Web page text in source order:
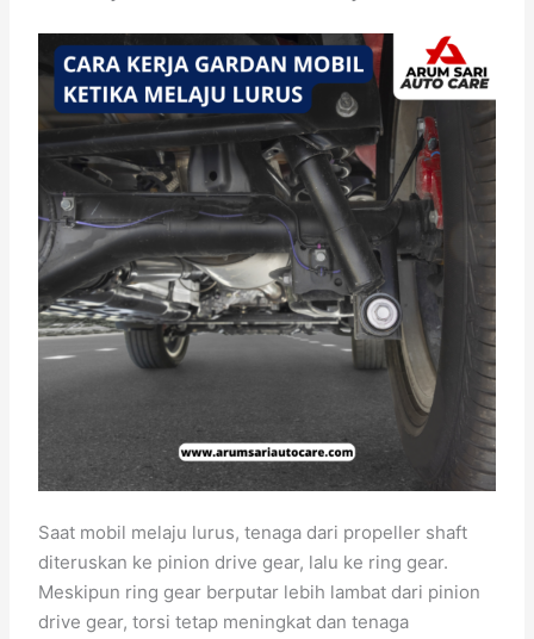
Saat mobil melaju lurus, tenaga dari propeller shaft
diteruskan ke pinion drive gear, lalu ke ring gear.
Meskipun ring gear berputar lebih lambat dari pinion
drive gear, torsi tetap meningkat dan tenaga